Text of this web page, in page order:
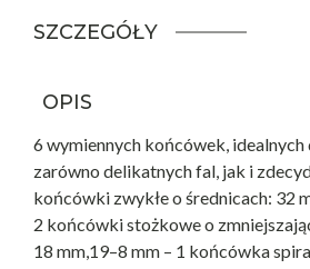
SZCZEGÓŁY
OPIS
6 wymiennych końcówek,
zarówno delikatnych fal, jak i
końcówki zwykłe o średnicach: 32
2 końcówki stożkowe o
18 mm,19–8 mm – 1 końcówka